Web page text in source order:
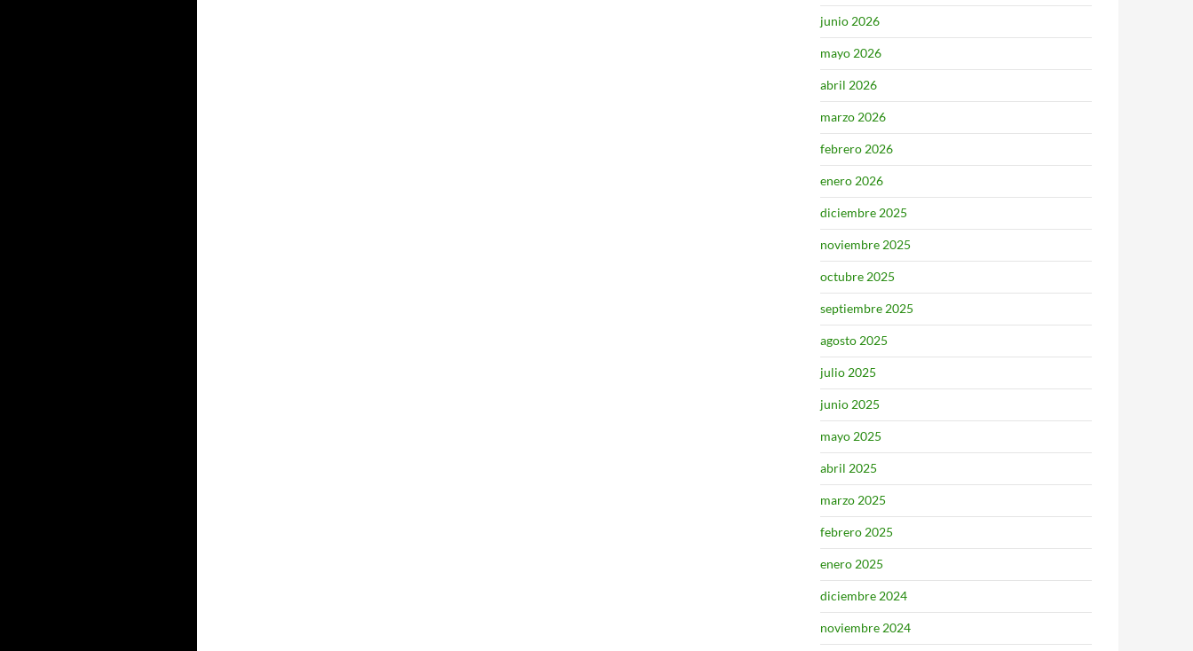
junio 2026
mayo 2026
abril 2026
marzo 2026
febrero 2026
enero 2026
diciembre 2025
noviembre 2025
octubre 2025
septiembre 2025
agosto 2025
julio 2025
junio 2025
mayo 2025
abril 2025
marzo 2025
febrero 2025
enero 2025
diciembre 2024
noviembre 2024